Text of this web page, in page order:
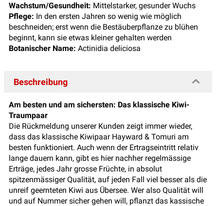
Wachstum/Gesundheit: Mittelstarker, gesunder Wuchs
Pflege: In den ersten Jahren so wenig wie möglich
beschneiden; erst wenn die Bestäuberpflanze zu blühen
beginnt, kann sie etwas kleiner gehalten werden
Botanischer Name: Actinidia deliciosa
Beschreibung
Am besten und am sichersten: Das klassische Kiwi-
Traumpaar
Die Rückmeldung unserer Kunden zeigt immer wieder,
dass das klassische Kiwipaar Hayward & Tomuri am
besten funktioniert. Auch wenn der Ertragseintritt relativ
lange dauern kann, gibt es hier nachher regelmässige
Erträge, jedes Jahr grosse Früchte, in absolut
spitzenmässiger Qualität, auf jeden Fall viel besser als die
unreif geernteten Kiwi aus Übersee. Wer also Qualität will
und auf Nummer sicher gehen will, pflanzt das kassische